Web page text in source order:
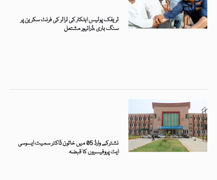
ٹریفک پولیس اہلکار کی ٹرالر کی فرنٹ سکرین پر
سنگ باری ،ڈرائیور مشتعل
نشترکے وارڈ 05 میں خاتون ڈاکٹر سمیت ایسوسی
ایٹ پروفیسروں کا قبضہ